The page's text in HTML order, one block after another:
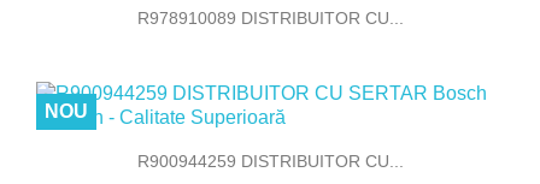
R978910089 DISTRIBUITOR CU...
R900944259 DISTRIBUITOR CU...
NOU